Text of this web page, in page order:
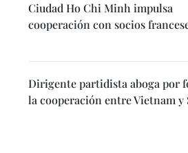
Ciudad Ho Chi Minh impulsa
cooperación con socios
Dirigente partidista aboga por
la cooperación entre Vietnam y